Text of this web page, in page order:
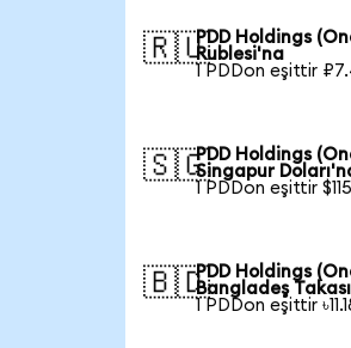
🇷🇺PDD Holdings
Rublesi'na
1 PDDon eşittir
🇸🇬PDD Holdings
Singapur
1 PDDon eşittir
🇧🇩PDD Holdings
Bangladeş
1 PDDon eşittir